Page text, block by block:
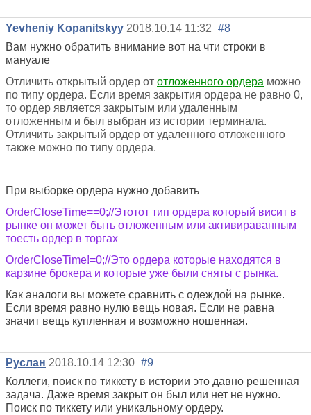
Yevheniy Kopanitskyy 2018.10.14 11:32 #8
Вам нужно обратить внимание вот на чти строки в
мануале
Отличить открытый ордер от отложенного ордера можно
по типу ордера. Если время закрытия ордера не равно 0,
то ордер является закрытым или удаленным
отложенным и был выбран из истории терминала.
Отличить закрытый ордер от удаленного отложенного
также можно по типу ордера.
При выборке ордера нужно добавить
OrderCloseTime==0;//Этотот тип ордера который висит в
рынке он может быть отложенным или активираванным
тоесть ордер в торгах
OrderCloseTime!=0;//Это ордера которые находятся в
карзине брокера и которые уже были сняты с рынка.
Как аналоги вы можете сравнить с одеждой на рынке.
Если время равно нулю вещь новая. Если не равна
значит вещь купленная и возможно ношенная.
Руслан 2018.10.14 12:30 #9
Коллеги, поиск по тиккету в истории это давно решенная
задача. Даже время закрыт он был или нет не нужно.
Поиск по тиккету или уникальному ордеру.